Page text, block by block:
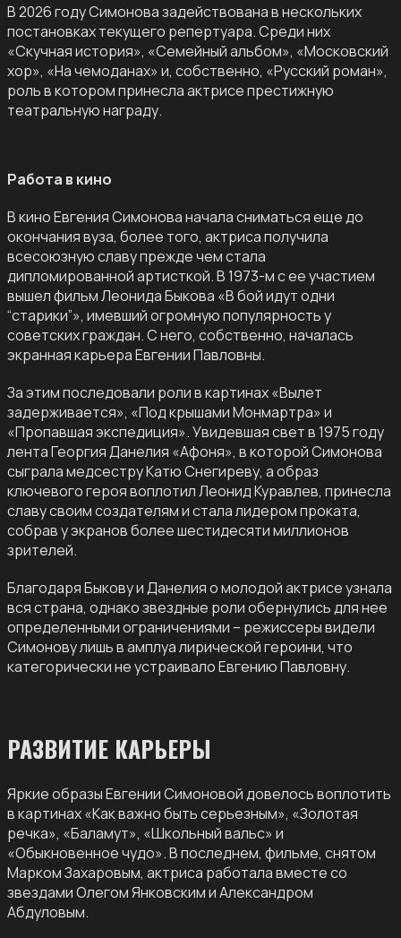
В 2026 году Симонова задействована в нескольких
постановках текущего репертуара. Среди них
«Скучная история», «Семейный альбом», «Московский
хор», «На чемоданах» и, собственно, «Русский роман»,
роль в котором принесла актрисе престижную
театральную награду.
Работа в кино
В кино Евгения Симонова начала сниматься еще до
окончания вуза, более того, актриса получила
всесоюзную славу прежде чем стала
дипломированной артисткой. В 1973-м с ее участием
вышел фильм Леонида Быкова «В бой идут одни
“старики”», имевший огромную популярность у
советских граждан. С него, собственно, началась
экранная карьера Евгении Павловны.
За этим последовали роли в картинах «Вылет
задерживается», «Под крышами Монмартра» и
«Пропавшая экспедиция». Увидевшая свет в 1975 году
лента Георгия Данелия «Афоня», в которой Симонова
сыграла медсестру Катю Снегиреву, а образ
ключевого героя воплотил Леонид Куравлев, принесла
славу своим создателям и стала лидером проката,
собрав у экранов более шестидесяти миллионов
зрителей.
Благодаря Быкову и Данелия о молодой актрисе узнала
вся страна, однако звездные роли обернулись для нее
определенными ограничениями – режиссеры видели
Симонову лишь в амплуа лирической героини, что
категорически не устраивало Евгению Павловну.
РАЗВИТИЕ КАРЬЕРЫ
Яркие образы Евгении Симоновой довелось воплотить
в картинах «Как важно быть серьезным», «Золотая
речка», «Баламут», «Школьный вальс» и
«Обыкновенное чудо». В последнем, фильме, снятом
Марком Захаровым, актриса работала вместе со
звездами Олегом Янковским и Александром
Абдуловым.